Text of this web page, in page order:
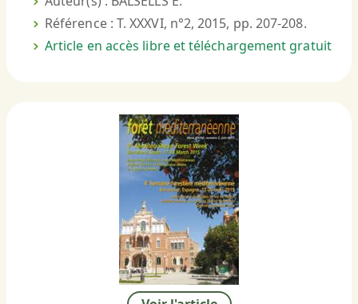
Référence : T. XXXVI, n°2, 2015, pp. 207-208.
Article en accès libre et téléchargement gratuit